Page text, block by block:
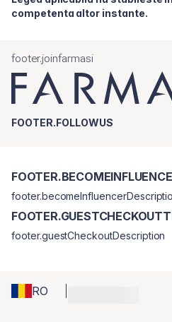
competenta altor instante.
footer.joinfarmasi
FOOTER.FOLLOWUS
RO
footer.guestCheckoutDescription